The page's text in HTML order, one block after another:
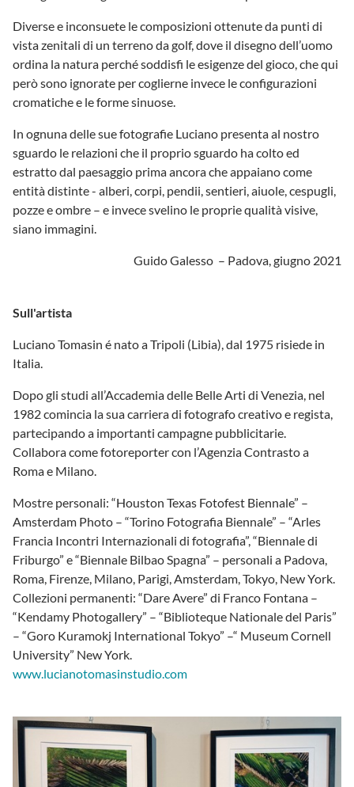
Diverse e inconsuete le composizioni ottenute da punti di
vista zenitali di un terreno da golf, dove il disegno dell’uomo
ordina la natura perché soddisfi le esigenze del gioco, che qui
però sono ignorate per coglierne invece le configurazioni
cromatiche e le forme sinuose.
In ognuna delle sue fotografie Luciano presenta al nostro
sguardo le relazioni che il proprio sguardo ha colto ed
estratto dal paesaggio prima ancora che appaiano come
entità distinte - alberi, corpi, pendii, sentieri, aiuole, cespugli,
pozze e ombre – e invece svelino le proprie qualità visive,
siano immagini.
Guido Galesso – Padova, giugno 2021
Sull'artista
Luciano Tomasin é nato a Tripoli (Libia), dal 1975 risiede in
Italia.
Dopo gli studi all’Accademia delle Belle Arti di Venezia, nel
1982 comincia la sua carriera di fotografo creativo e regista,
partecipando a importanti campagne pubblicitarie.
Collabora come fotoreporter con l’Agenzia Contrasto a
Roma e Milano.
Mostre personali: “Houston Texas Fotofest Biennale” –
Amsterdam Photo – “Torino Fotografia Biennale” – “Arles
Francia Incontri Internazionali di fotografia”, “Biennale di
Friburgo” e “Biennale Bilbao Spagna” – personali a Padova,
Roma, Firenze, Milano, Parigi, Amsterdam, Tokyo, New York.
Collezioni permanenti: “Dare Avere” di Franco Fontana –
“Kendamy Photogallery” – “Biblioteque Nationale del Paris”
– “Goro Kuramokj International Tokyo” –“ Museum Cornell
University” New York.
www.lucianotomasinstudio.com